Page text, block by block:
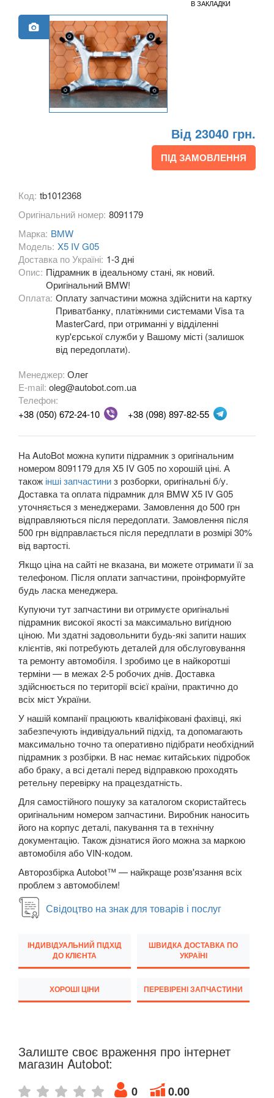
M1 F40
2 Series F22
2 Series F23
2 Series F45
2 Series F46
3 Series E46
M3 E46
3 Series E90, E91, E92, E93
M3 E90/E92/E93
3 Series F30, F31, F36
3 Series F34
3 Series G20/G21
4 Series F32
4 Series F33
4 Series F36
M4 F82/F83
5 Series E39
M5 E39
5 Series E60
5 Series E61
M5 E60/E61
5 Series F07 GT
5 Series F10
M5 F10
5 Series F11
5 Series G30/G31
5 Series G60/G61/G68
5 Series G60/G61 mHEV
5 Series i5 (G60E/G61E/G68E)
M5 F90
6 Series E63
6 Series E64
M6 E63/E64
6 Series F12
6 Series F13
6 Series F06
7 Series E38
7 Series F01/F02
Від 23040 грн.
ПІД ЗАМОВЛЕННЯ
В ЗАКЛАДКИ
Код: tb1012368
Оригінальний номер: 8091179
Марка: BMW
Модель: X5 IV G05
Доставка по Україні: 1-3 дні
Опис: Підрамник в ідеальному стані, як новий.
Оригінальний BMW!
Оплата: Оплату запчастини можна здійснити на картку
Приватбанку, платіжними системами Visa та
MasterCard, при отриманні у відділенні
кур'єрської служби у Вашому місті (залишок
від передоплати).
Менеджер: Олег
E-mail: oleg@autobot.com.ua
Телефон:
+38 (050) 672-24-10
+38 (098) 897-82-55
На AutoBot можна купити підрамник з оригінальним
номером 8091179 для X5 IV G05 по хорошій ціні. А
також інші запчастиниз розборки, оригінальні б/у.
Доставка та оплата підрамник для BMW X5 IV G05
уточняється з менеджерами. Замовлення до 500 грн
відправляються після передоплати. Замовлення після
500 грн відправлається після передплати в розмірі 30%
від вартості.
Якщо ціна на сайті не вказана, ви можете отримати її за
телефоном. Після оплати запчастини, проінформуйте
будь ласка менеджера.
Купуючи тут запчастини ви отримуєте оригінальні
підрамник високої якості за максимально вигідною
ціною. Ми здатні задовольнити будь-які запити наших
клієнтів, які потребують деталей для обслуговування
та ремонту автомобіля. І зробимо це в найкоротші
терміни — в межах 2-5 робочих днів. Доставка
здійснюється по території всієї країни, практично до
всіх міст України.
У нашій компанії працюють кваліфіковані фахівці, які
забезпечують індивідуальний підхід, та допомагають
максимально точно та оперативно підібрати необхідний
підрамник з розбірки. В нас немає китайських підробок
або браку, а всі деталі перед відправкою проходять
ретельну перевірку на працездатність.
Для самостійного пошуку за каталогом скористайтесь
оригінальним номером запчастини. Виробник наносить
його на корпус деталі, пакування та в технічну
документацію. Також дізнатися його можна за маркою
автомобіля або VIN-кодом.
Авторозбірка Autobot™ — найкраще розв'язання всіх
проблем з автомобілем!
Свідоцтво на знак для товарів і послуг
ІНДИВІДУАЛЬНИЙ ПІДХІД
ДО КЛІЄНТА
ШВИДКА ДОСТАВКА ПО
УКРАЇНІ
ХОРОШІ ЦІНИ ПЕРЕВІРЕНІ ЗАПЧАСТИНИ
Залиште своє враження про інтернет
магазин Autobot:
0 0.00